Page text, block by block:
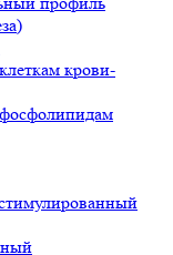
крови-